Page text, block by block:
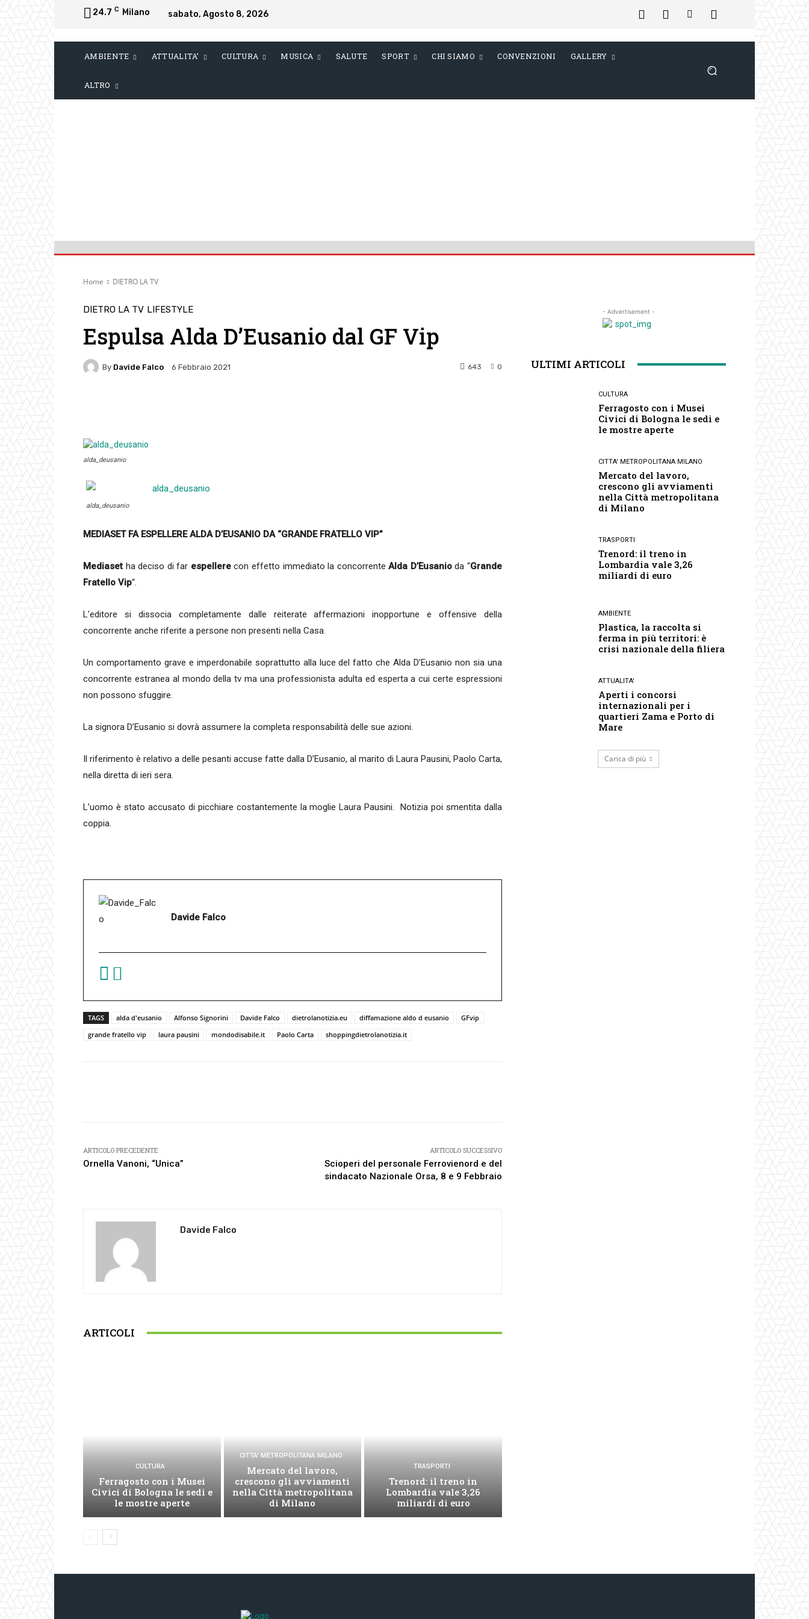
24.7 C Milano sabato, Agosto 8, 2026
AMBIENTE ATTUALITA’ CULTURA MUSICA SALUTE SPORT CHI SIAMO CONVENZIONI GALLERY
ALTRO
Home DIETRO LA TV
DIETRO LA TV LIFESTYLE
Espulsa Alda D’Eusanio dal GF Vip
By Davide Falco 6 Febbraio 2021 0
643
alda_deusanio
alda_deusanio
MEDIASET FA ESPELLERE ALDA D’EUSANIO DA “GRANDE FRATELLO VIP”
Mediaset ha deciso di far espellerecon effetto immediato la concorrenteAlda D’Eusanioda “Grande
Fratello Vip“.
L’editore si dissocia completamente dalle reiterate affermazioni inopportune e offensive della
concorrente anche riferite a persone non presenti nella Casa.
Un comportamento grave e imperdonabile soprattutto alla luce del fatto che Alda D’Eusanio non sia una
concorrente estranea al mondo della tv ma una professionista adulta ed esperta a cui certe espressioni
non possono sfuggire.
La signora D’Eusanio si dovrà assumere la completa responsabilità delle sue azioni.
Il riferimento è relativo a delle pesanti accuse fatte dalla D’Eusanio, al marito di Laura Pausini, Paolo Carta,
nella diretta di ieri sera.
L’uomo è stato accusato di picchiare costantemente la moglie Laura Pausini. Notizia poi smentita dalla
coppia.
Davide Falco
TAGS alda d'eusanio Alfonso Signorini Davide Falco dietrolanotizia.eu diffamazione aldo d eusanio
GFvip
grande fratello vip
laura pausini mondodisabile.it Paolo Carta shoppingdietrolanotizia.it
ARTICOLO PRECEDENTE
Ornella Vanoni, “Unica”
ARTICOLO SUCCESSIVO
Scioperi del personale Ferrovienord e del
sindacato Nazionale Orsa, 8 e 9 Febbraio
Davide Falco
ARTICOLI
CULTURA
Ferragosto con i Musei
Civici di Bologna le sedi e
le mostre aperte
CITTA' METROPOLITANA MILANO
Mercato del lavoro,
crescono gli avviamenti
nella Città metropolitana
di Milano
TRASPORTI
Trenord: il treno in
Lombardia vale 3,26
miliardi di euro
- Advertisement -
ULTIMI ARTICOLI
CULTURA
Ferragosto con i Musei
Civici di Bologna le sedi e
le mostre aperte
CITTA' METROPOLITANA MILANO
Mercato del lavoro,
crescono gli avviamenti
nella Città metropolitana
di Milano
TRASPORTI
Trenord: il treno in
Lombardia vale 3,26
miliardi di euro
AMBIENTE
Plastica, la raccolta si
ferma in più territori: è
crisi nazionale della filiera
ATTUALITA'
Aperti i concorsi
internazionali per i
quartieri Zama e Porto di
Mare
Carica di più